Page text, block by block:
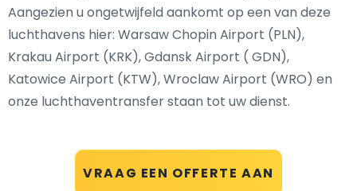
VRAAG EEN OFFERTE AAN
Aangezien u ongetwijfeld aankomt op een van deze
luchthavens hier: Warsaw Chopin Airport (PLN),
Krakau Airport (KRK), Gdansk Airport ( GDN),
Katowice Airport (KTW), Wroclaw Airport (WRO) en
onze luchthaventransfer staan tot uw dienst.